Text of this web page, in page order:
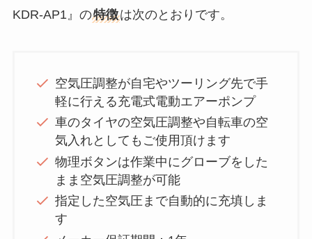
KDR-AP1』の特徴は次のとおりです。
空気圧調整が自宅やツーリング先で手
軽に行える充電式電動エアーポンプ
車のタイヤの空気圧調整や自転車の空
気入れとしてもご使用頂けます
物理ボタンは作業中にグローブをした
まま空気圧調整が可能
指定した空気圧まで自動的に充填しま
す